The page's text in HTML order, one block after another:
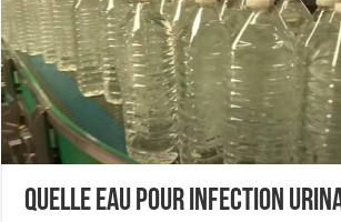
Quelle eau pour infection